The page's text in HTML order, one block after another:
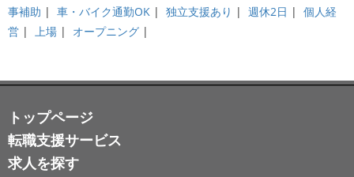
事補助 | 車・バイク通勤OK | 独立支援あり | 週休2日 | 個人経
営 | 上場 | オープニング |
トップページ
転職支援サービス
求人を探す